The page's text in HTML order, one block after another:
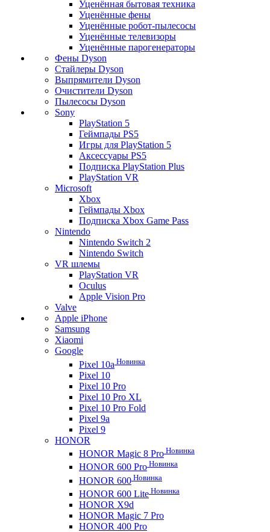
Уценённая бытовая техника
Уценённые фены
Уценённые робот-пылесосы
Уценённые телевизоры
Уценённые парогенераторы
Фены Dyson
Стайлеры Dyson
Выпрямители Dyson
Очистители Dyson
Пылесосы Dyson
Sony
PlayStation 5
Геймпады PS5
Игры для PlayStation 5
Аксессуары PS5
Подписка PlayStation Plus
PlayStation VR
Microsoft
Xbox
Геймпады Xbox
Подписка Xbox Game Pass
Nintendo
Nintendo Switch 2
Nintendo Switch
VR шлемы
PlayStation VR
Oculus
Apple Vision Pro
Valve
Apple iPhone
Samsung
Xiaomi
Google
Pixel 10a Новинка
Pixel 10
Pixel 10 Pro
Pixel 10 Pro XL
Pixel 10 Pro Fold
Pixel 9a
Pixel 9
HONOR
HONOR Magic 8 Pro Новинка
HONOR 600 Pro Новинка
HONOR 600 Новинка
HONOR 600 Lite Новинка
HONOR X9d
HONOR Magic 7 Pro
HONOR 400 Pro